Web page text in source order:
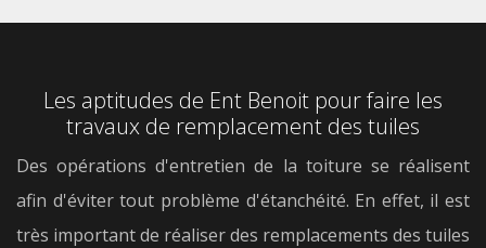
Les aptitudes de Ent Benoit pour faire les
travaux de remplacement des tuiles
Des opérations d'entretien de la toiture se réalisent
afin d'éviter tout problème d'étanchéité. En effet, il est
très important de réaliser des remplacements des tuiles